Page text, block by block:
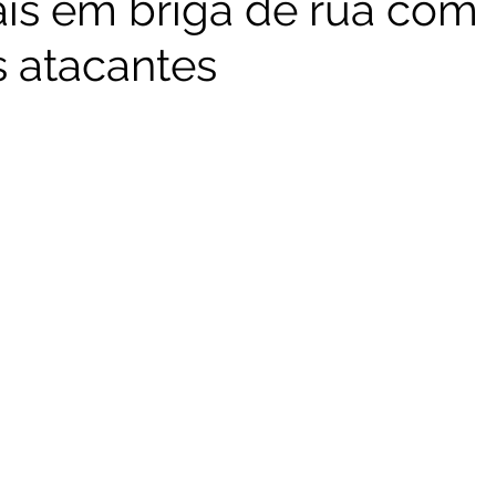
RNC - Reprogramação Neurocombativa
atacantes